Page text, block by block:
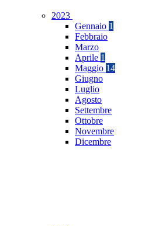
2023
Gennaio 1
Febbraio
Marzo
Aprile 1
Maggio 14
Giugno
Luglio
Agosto
Settembre
Ottobre
Novembre
Dicembre